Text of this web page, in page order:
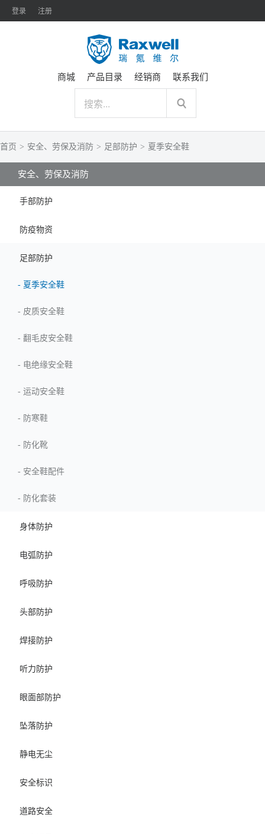
登录 注册
商城 产品目录 经销商 联系我们
首页 > 安全、劳保及消防 > 足部防护 > 夏季安全鞋
安全、劳保及消防
手部防护
防疫物资
足部防护
- 夏季安全鞋
- 皮质安全鞋
- 翻毛皮安全鞋
- 电绝缘安全鞋
- 运动安全鞋
- 防寒鞋
- 防化靴
- 安全鞋配件
- 防化套装
身体防护
电弧防护
呼吸防护
头部防护
焊接防护
听力防护
眼面部防护
坠落防护
静电无尘
安全标识
道路安全